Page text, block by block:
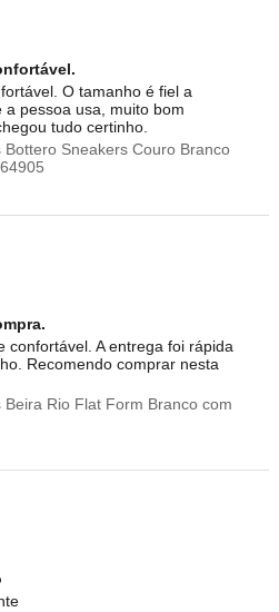
O tamanho é fiel a
a pessoa usa, muito bom
tudo certinho.
Bottero Sneakers Couro Branco
confortável. A entrega foi rápida
Recomendo comprar nesta
Beira Rio Flat Form Branco com